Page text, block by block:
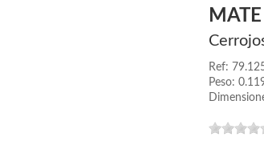
MATE
Ref:
Peso: